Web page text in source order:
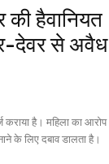
की हैवानियत
देवर से अवैध
है। महिला का आरोप
के लिए दबाव डालता है।